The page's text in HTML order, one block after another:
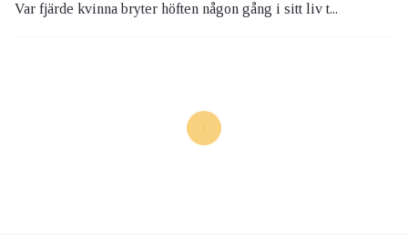
Var fjärde kvinna bryter höften någon gång i sitt liv t...